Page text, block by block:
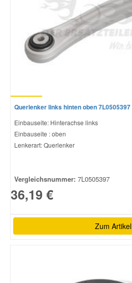
Querlenker links hinten oben 7L0505397
Einbauseite: Hinterachse links
Einbauseite : oben
Lenkerart: Querlenker
Vergleichsnummer: 7L0505397
36,19 €
Zum Artikel